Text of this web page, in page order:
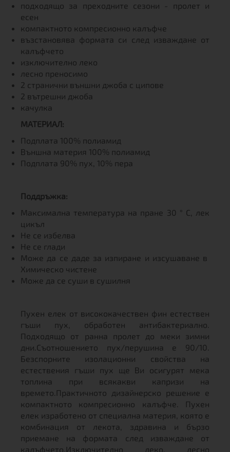
подходящо за преходните сезони - пролет и
есен
компактното компресионно калъфче
възстановява формата си след изваждане от
калъфчето
изключително леко
лесно преносимо
2 странични външни джоба с ципове
2 вътрешни джоба
качулка
МАТЕРИАЛ:
Подплата 100% полиамид
Външна материя 100% полиамид
Подплата 90% пух, 10% пера
Поддръжка:
Максимална температура на пране 30 ° C, лек
цикъл
Не се избелва
Не се глади
Може да се даде за изпиране и изсушаване в
Химическо чистене
Може да се суши в сушилня
Пухен елек от висококачествен фин естествен
гъши пух, обработен антибактериално.
Подходящо от ранна пролет до меки зимни
дни.Съотношението пух/перушина е 90/10.
Безспорните изолационни свойства на
естествения гъши пух ще Ви осигурят мека
топлина при всякакви капризи на
времето.Практичното дизайнерско решение е
компактното компресионно калъфче. Пухен
елек изработено от специална материя, която е
комбинация от лекота, здравина и бързо
приемане на формата след изваждане от
калъфчето.Изключително леко, лесно